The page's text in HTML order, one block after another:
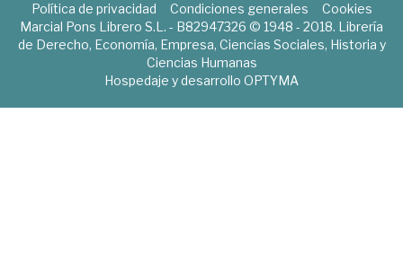
Política de privacidad Condiciones generales
Cookies
Marcial Pons Librero S.L. - B82947326 © 1948 - 2018. Librería
de Derecho, Economía, Empresa, Ciencias Sociales, Historia y
Ciencias Humanas
Hospedaje y desarrollo OPTYMA